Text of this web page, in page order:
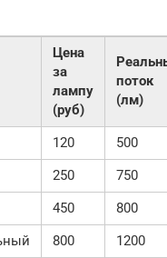
Цена
за
лампу
(руб)
поток
(лм)
120 500
250 750
450 800
800 1200